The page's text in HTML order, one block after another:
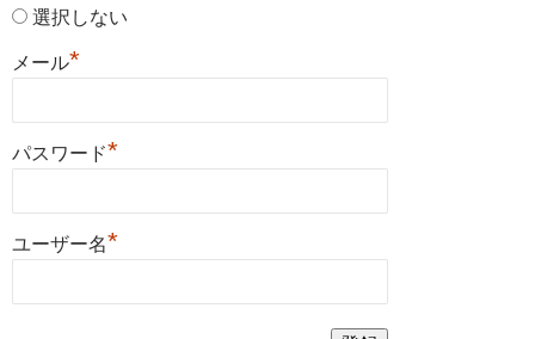
選択しない
メール*
パスワード*
ユーザー名*